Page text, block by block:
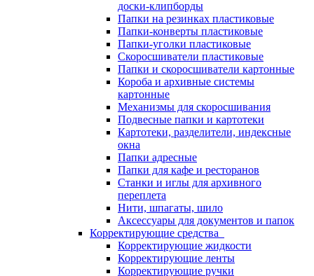
доски-клипборды
Папки на резинках пластиковые
Папки-конверты пластиковые
Папки-уголки пластиковые
Скоросшиватели пластиковые
Папки и скоросшиватели картонные
Короба и архивные системы
картонные
Механизмы для скоросшивания
Подвесные папки и картотеки
Картотеки, разделители, индексные
окна
Папки адресные
Папки для кафе и ресторанов
Станки и иглы для архивного
переплета
Нити, шпагаты, шило
Аксессуары для документов и папок
Корректирующие средства
Корректирующие жидкости
Корректирующие ленты
Корректирующие ручки